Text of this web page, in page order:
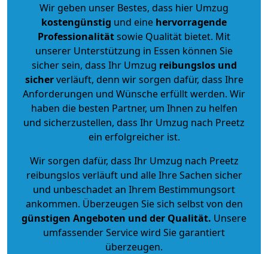
Wir geben unser Bestes, dass hier Umzug
kostengünstig und eine hervorragende
Professionalitätsowie Qualität bietet. Mit
unserer Unterstützung in Essen können Sie
sicher sein, dass Ihr Umzug reibungslos und
sicherverläuft, denn wir sorgen dafür, dass Ihre
Anforderungen und Wünsche erfüllt werden. Wir
haben die besten Partner, um Ihnen zu helfen
und sicherzustellen, dass Ihr Umzug nach Preetz
ein erfolgreicher ist.
Wir sorgen dafür, dass Ihr Umzug nach Preetz
reibungslos verläuft und alle Ihre Sachen sicher
und unbeschadet an Ihrem Bestimmungsort
ankommen. Überzeugen Sie sich selbst von den
günstigen Angeboten und der Qualität. Unsere
umfassender Service wird Sie garantiert
überzeugen.